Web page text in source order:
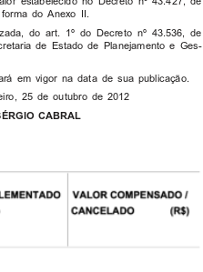
do Anexo II.
do art. 1º do Decreto nº 43.536, de
de Estado de Planejamento e Ges-
em vigor na data de sua publicação.
25 de outubro de 2012
CABRAL